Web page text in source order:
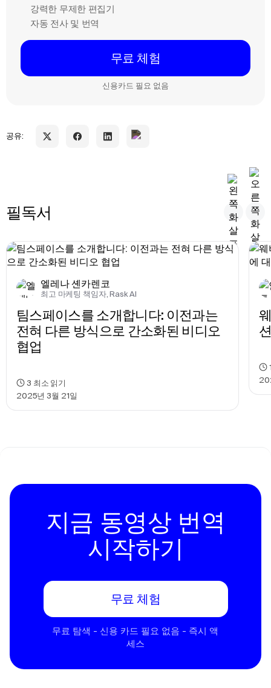
강력한 무제한 편집기
자동 전사 및 번역
무료 체험
신용카드 필요 없음
공유:
필독서
엘레나 셴카렌코
최고 마케팅 책임자, Rask AI
팀스페이스를 소개합니다: 이전과는
전혀 다른 방식으로 간소화된 비디오
협업
2025년 3월 21일
3 최소 읽기
지금 동영상 번역
시작하기
무료 체험
무료 탐색 - 신용 카드 필요 없음 - 즉시 액
세스